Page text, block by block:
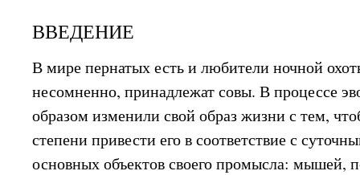
ВВЕДЕНИЕ
В мире пернатых есть и любители ночной
несомненно, принадлежат совы. В процессе
образом изменили свой образ жизни с тем,
степени привести его в соответствие с
основных объектов своего промысла: мышей,